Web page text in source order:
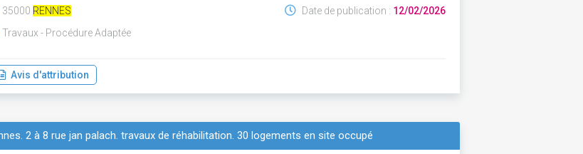
35000 RENNES
Travaux - Procédure Adaptée
Date de publication : 12/02/2026
Avis d'attribution
2 à 8 rue jan palach. travaux de réhabilitation. 30 logements en site occupé